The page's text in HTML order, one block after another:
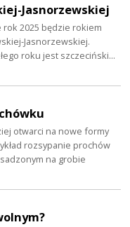
Jasnorzewskiej
rok 2025 będzie rokiem
Jasnorzewskiej.
roku jest szczeciński…
otwarci na nowe formy
rozsypanie prochów
na grobie